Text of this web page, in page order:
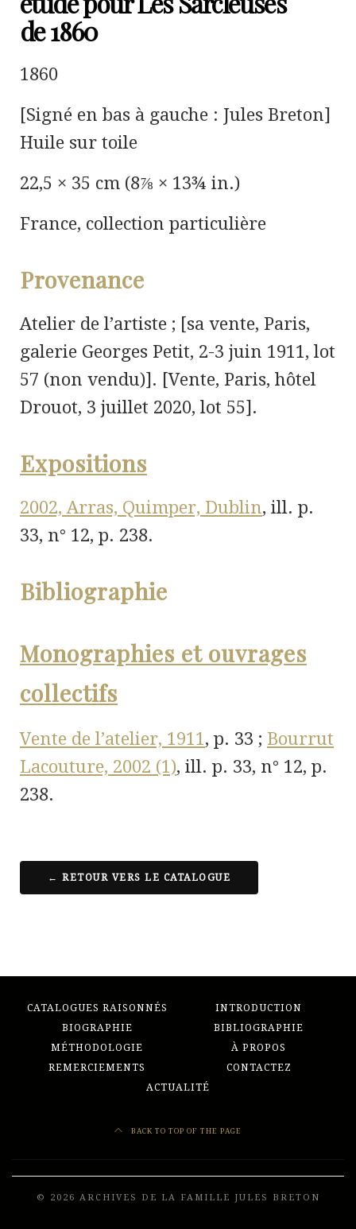
de 1860
1860
[Signé en bas à gauche : Jules Breton]
Huile sur toile
22,5 × 35 cm (8⅞ × 13¾ in.)
France, collection particulière
Provenance
Atelier de l’artiste ; [sa vente, Paris,
galerie Georges Petit, 2-3 juin 1911, lot
57 (non vendu)]. [Vente, Paris, hôtel
Drouot, 3 juillet 2020, lot 55].
Expositions
2002, Arras, Quimper, Dublin, ill. p.
33, n° 12, p. 238.
Bibliographie
Monographies et ouvrages
collectifs
Vente de l’atelier, 1911, p. 33 ; Bourrut
Lacouture, 2002 (1), ill. p. 33, n° 12, p.
238.
← RETOUR VERS LE CATALOGUE
CATALOGUES RAISONNÉS
INTRODUCTION
BIOGRAPHIE
BIBLIOGRAPHIE
MÉTHODOLOGIE
À PROPOS
REMERCIEMENTS
CONTACTEZ
ACTUALITÉ
BACK TO TOP OF THE PAGE
© 2026 ARCHIVES DE LA FAMILLE JULES BRETON